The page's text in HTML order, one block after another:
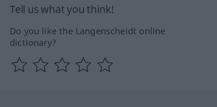
Tell us what you think!
Do you like the Langenscheidt online
dictionary?